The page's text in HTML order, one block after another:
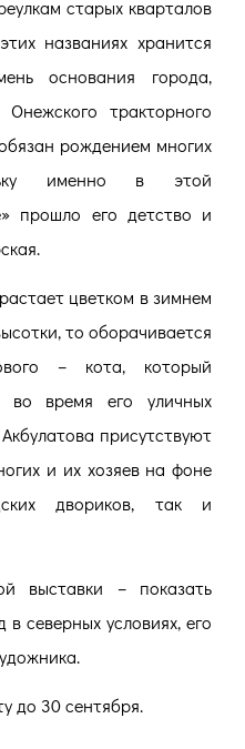
старых кварталов
названиях хранится
основания города,
тракторного
рождением многих
именно в этой
прошло его детство и
цветком в зимнем
то оборачивается
– кота, который
во время его уличных
присутствуют
и их хозяев на фоне
двориков, так и
выставки – показать
северных условиях, его
до 30 сентября.